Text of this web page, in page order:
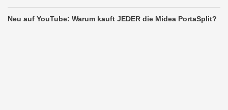
Neu auf YouTube: Warum kauft JEDER die Midea PortaSplit?